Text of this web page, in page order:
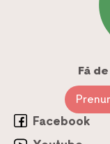
Få
Facebook